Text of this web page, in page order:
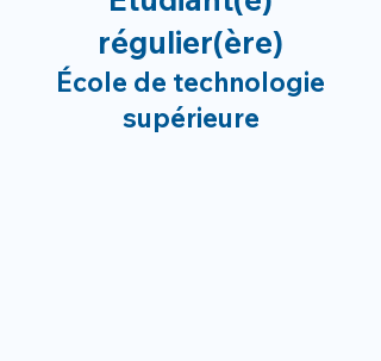
régulier(ère)
École de technologie
supérieure